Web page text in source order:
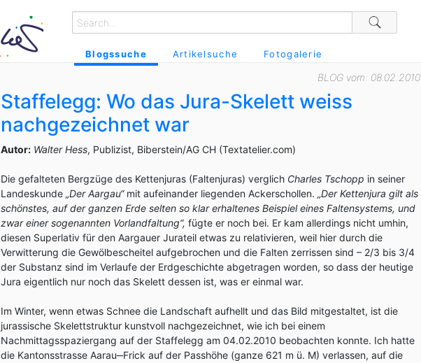
Blogssuche Artikelsuche Fotogalerie
BLOG vom: 08.02.2010
Staffelegg: Wo das Jura-Skelett weiss
nachgezeichnet war
Autor: Walter Hess, Publizist, Biberstein/AG CH (Textatelier.com)
Die gefalteten Bergzüge des Kettenjuras (Faltenjuras) verglich Charles Tschopp in seiner
Landeskunde „Der Aargau“mit aufeinander liegenden Ackerschollen. „Der Kettenjura gilt als
schönstes, auf der ganzen Erde selten so klar erhaltenes Beispiel eines Faltensystems, und
zwar einer sogenannten Vorlandfaltung“, fügte er noch bei. Er kam allerdings nicht umhin,
diesen Superlativ für den Aargauer Jurateil etwas zu relativieren, weil hier durch die
Verwitterung die Gewölbescheitel aufgebrochen und die Falten zerrissen sind – 2/3 bis 3/4
der Substanz sind im Verlaufe der Erdgeschichte abgetragen worden, so dass der heutige
Jura eigentlich nur noch das Skelett dessen ist, was er einmal war.
Im Winter, wenn etwas Schnee die Landschaft aufhellt und das Bild mitgestaltet, ist die
jurassische Skelettstruktur kunstvoll nachgezeichnet, wie ich bei einem
Nachmittagsspaziergang auf der Staffelegg am 04.02.2010 beobachten konnte. Ich hatte
die Kantonsstrasse Aarau‒Frick auf der Passhöhe (ganze 621 m ü. M) verlassen, auf die